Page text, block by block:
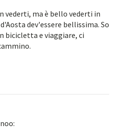
vederti, ma è bello vederti in
dev'essere bellissima. So
bicicletta e viaggiare, ci